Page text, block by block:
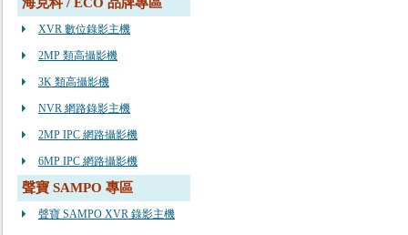
XVR 數位錄影主機
2MP 類高攝影機
3K 類高攝影機
NVR 網路錄影主機
2MP IPC 網路攝影機
6MP IPC 網路攝影機
聲寶 SAMPO 專區
聲寶 SAMPO XVR 錄影主機